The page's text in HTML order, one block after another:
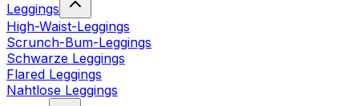
Leggings
High-Waist-Leggings
Scrunch-Bum-Leggings
Schwarze Leggings
Flared Leggings
Nahtlose Leggings